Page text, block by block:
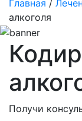
Главная /
алкоголя
Получи